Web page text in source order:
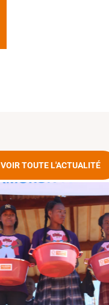
VOIR TOUTE L'ACTUALITÉ